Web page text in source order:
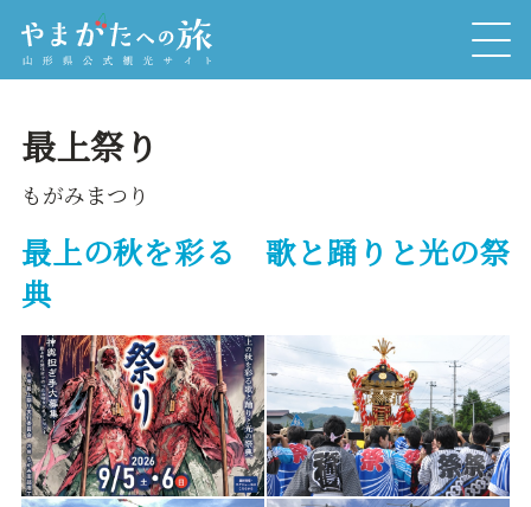
最上祭り
もがみまつり
最上の秋を彩る 歌と踊りと光の祭
典